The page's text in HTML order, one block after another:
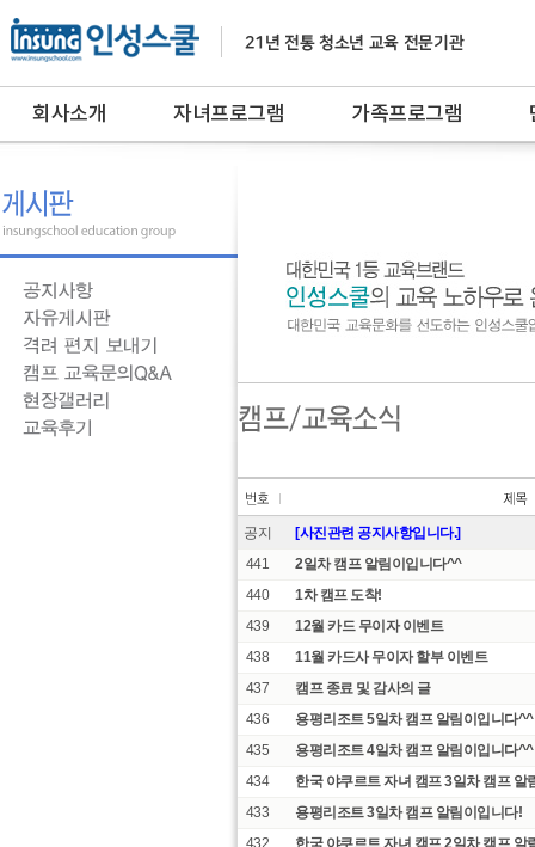
회사소개 자녀프로그램 가족프로그램
공지
[사진관련 공지사항입니다.]
441
2일차 캠프 알림이입니다^^
440
1차 캠프 도착!
439
12월 카드 무이자 이벤트
438
11월 카드사 무이자 할부 이벤트
437
캠프 종료 및 감사의 글
436
용평리조트 5일차 캠프 알림이입니다^^
435
용평리조트 4일차 캠프 알림이입니다^^
434
한국 야쿠르트 자녀 캠프 3일차 캠프 알
433
용평리조트 3일차 캠프 알림이입니다!
432
한국 야쿠르트 자녀 캠프 2일차 캠프 알